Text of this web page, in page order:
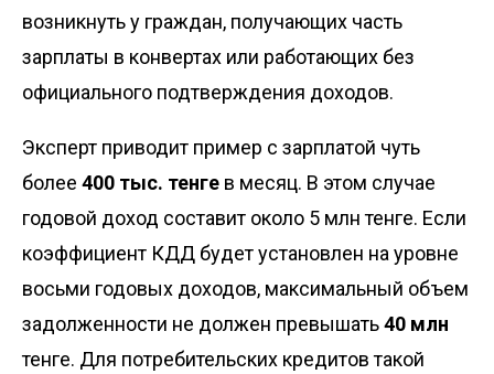
возникнуть у граждан, получающих часть
зарплаты в конвертах или работающих без
официального подтверждения доходов.
Эксперт приводит пример с зарплатой чуть
более 400 тыс. тенге в месяц. В этом случае
годовой доход составит около 5 млн тенге. Если
коэффициент КДД будет установлен на уровне
восьми годовых доходов, максимальный объем
задолженности не должен превышать40 млн
тенге. Для потребительских кредитов такой